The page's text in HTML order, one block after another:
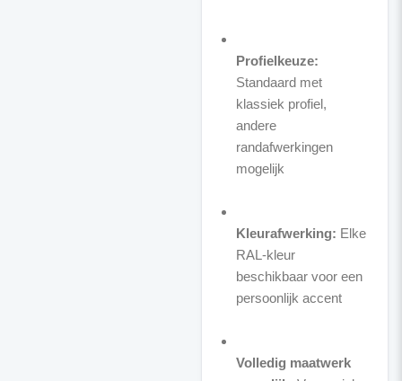
Profielkeuze:
Standaard met
klassiek profiel,
andere
randafwerkingen
mogelijk
Kleurafwerking: Elke
RAL-kleur
beschikbaar voor een
persoonlijk accent
Volledig maatwerk